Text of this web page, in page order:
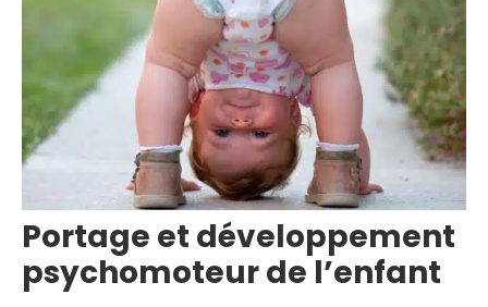
Portage et développement
psychomoteur de l’enfant